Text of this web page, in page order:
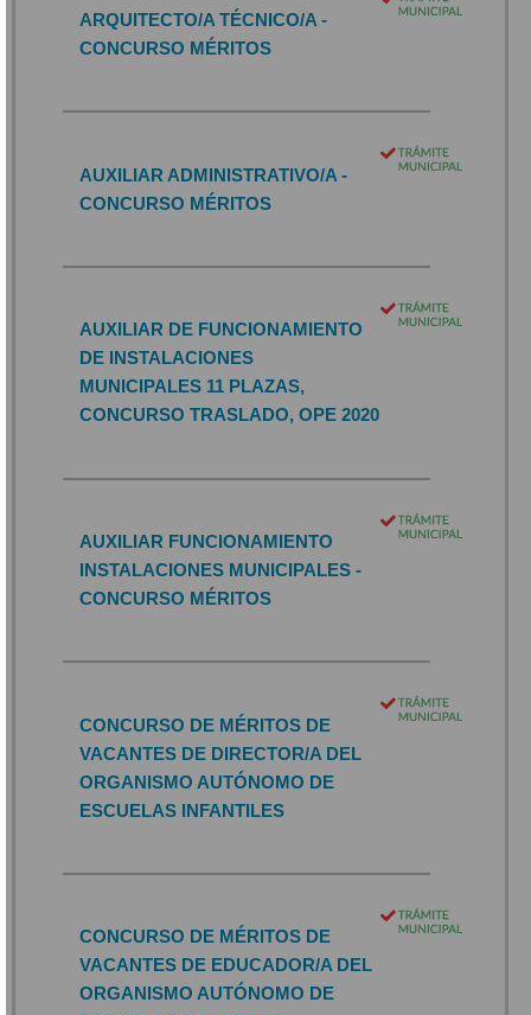
ARQUITECTO/A TÉCNICO/A -
CONCURSO MÉRITOS
AUXILIAR ADMINISTRATIVO/A -
CONCURSO MÉRITOS
AUXILIAR DE FUNCIONAMIENTO
DE INSTALACIONES
MUNICIPALES 11 PLAZAS,
CONCURSO TRASLADO, OPE 2020
AUXILIAR FUNCIONAMIENTO
INSTALACIONES MUNICIPALES -
CONCURSO MÉRITOS
CONCURSO DE MÉRITOS DE
VACANTES DE DIRECTOR/A DEL
ORGANISMO AUTÓNOMO DE
ESCUELAS INFANTILES
CONCURSO DE MÉRITOS DE
VACANTES DE EDUCADOR/A DEL
ORGANISMO AUTÓNOMO DE